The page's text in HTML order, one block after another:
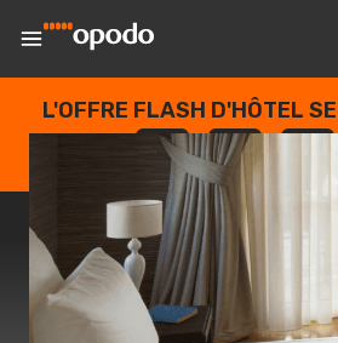
L'OFFRE FLASH D'HÔTEL
--
JOURS
: --
HEURES
: